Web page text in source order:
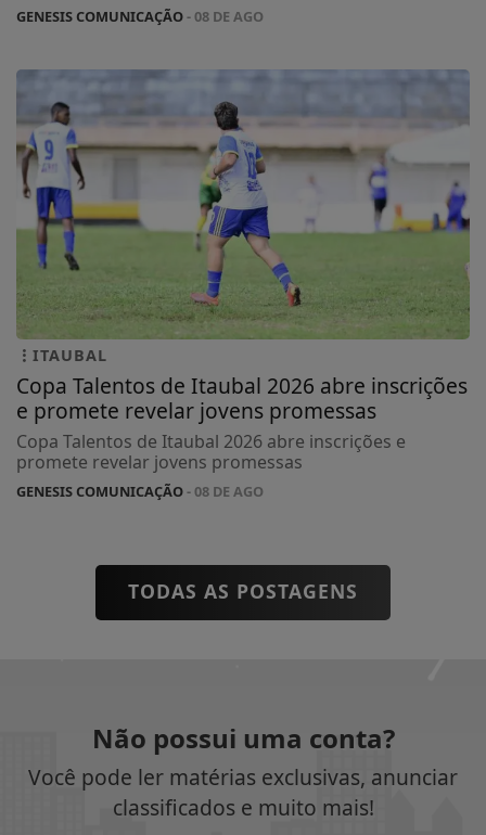
GENESIS COMUNICAÇÃO- 08 DE AGO
ITAUBAL
Copa Talentos de Itaubal 2026 abre inscrições
e promete revelar jovens promessas
Copa Talentos de Itaubal 2026 abre inscrições e
promete revelar jovens promessas
GENESIS COMUNICAÇÃO- 08 DE AGO
TODAS AS POSTAGENS
Não possui uma conta?
Você pode ler matérias exclusivas, anunciar
classificados e muito mais!